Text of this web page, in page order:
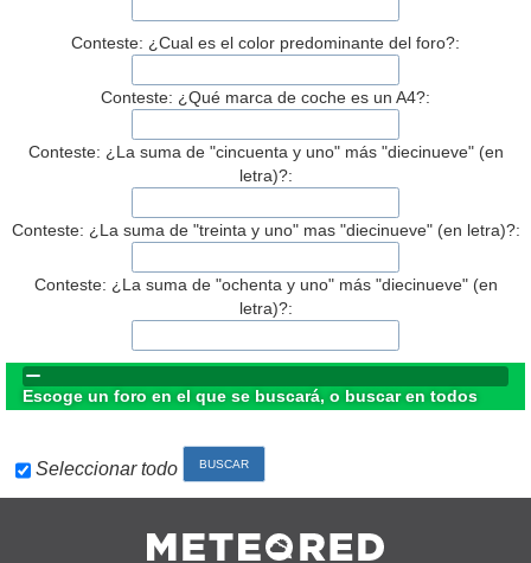
Conteste: ¿Cual es el color predominante del foro?:
Conteste: ¿Qué marca de coche es un A4?:
Conteste: ¿La suma de "cincuenta y uno" más "diecinueve" (en
letra)?:
Conteste: ¿La suma de "treinta y uno" mas "diecinueve" (en letra)?:
Conteste: ¿La suma de "ochenta y uno" más "diecinueve" (en
letra)?:
Escoge un foro en el que se buscará, o buscar en todos
Seleccionar todo